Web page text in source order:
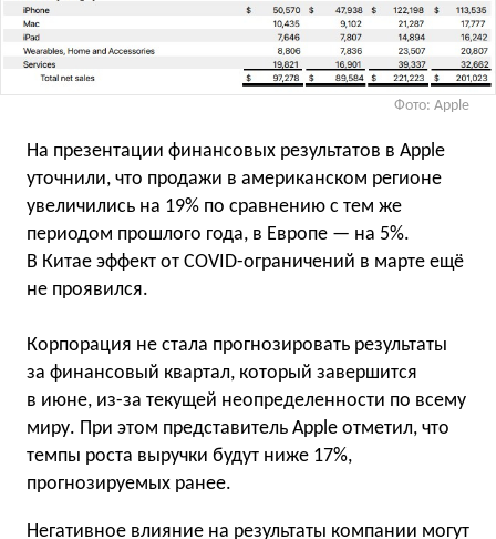
Фото: Apple
На презентации финансовых результатов в Apple
уточнили, что продажи в американском регионе
увеличились на 19% по сравнению с тем же
периодом прошлого года, в Европе — на 5%.
В Китае эффект от COVID-ограничений в марте ещё
не проявился.
Корпорация не стала прогнозировать результаты
за финансовый квартал, который завершится
в июне, из-за текущей неопределенности по всему
миру. При этом представитель Apple отметил, что
темпы роста выручки будут ниже 17%,
прогнозируемых ранее.
Негативное влияние на результаты компании могут